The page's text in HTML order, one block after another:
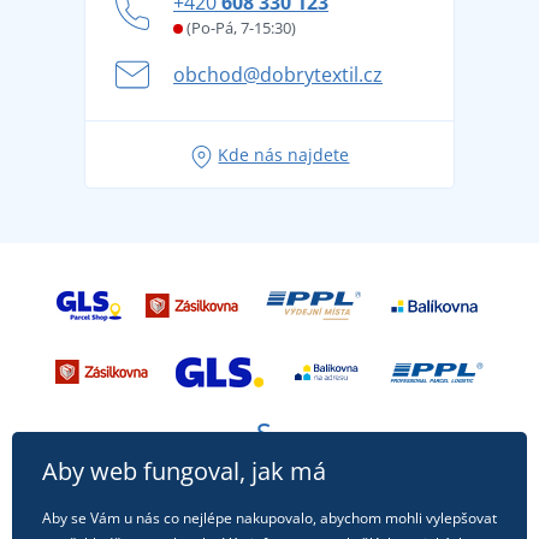
Věrnostní program BONTIS +
Letní dobrodružství začíná balením aneb připravte
se na dovolenou bez starostí
Tipy na svěží outfity pro pohodové léto
(Po-Pá, 7-15:30)
obchod@dobrytextil.cz
Kde nás najdete
Aby web fungoval, jak má
Aby se Vám u nás co nejlépe nakupovalo, abychom mohli vylepšovat